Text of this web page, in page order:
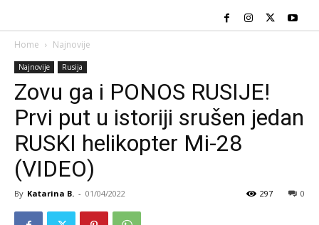
Home Najnovije
Najnovije Rusija
Zovu ga i PONOS RUSIJE!
Prvi put u istoriji srušen jedan
RUSKI helikopter Mi-28
(VIDEO)
By Katarina B. - 01/04/2022 0
297